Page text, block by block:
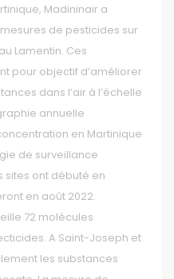
Madininair a
de pesticides sur
Lamentin. Ces
pour objectif d’améliorer
dans l’air à l’échelle
annuelle
en Martinique
de surveillance
sites ont débuté en
en août 2022.
72 molécules
A Saint-Joseph et
les substances